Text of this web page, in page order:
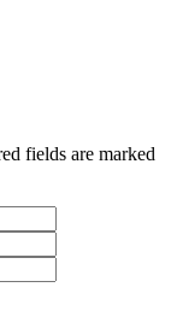
fields are marked